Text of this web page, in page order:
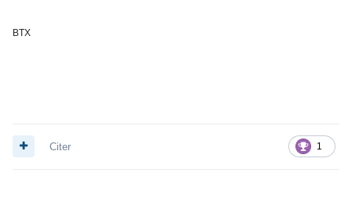
BTX
1
Citer